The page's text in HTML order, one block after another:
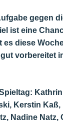
gegen
ist eine
diese
vorbereitet
Kerstin Kaß,
Nadine Natz,